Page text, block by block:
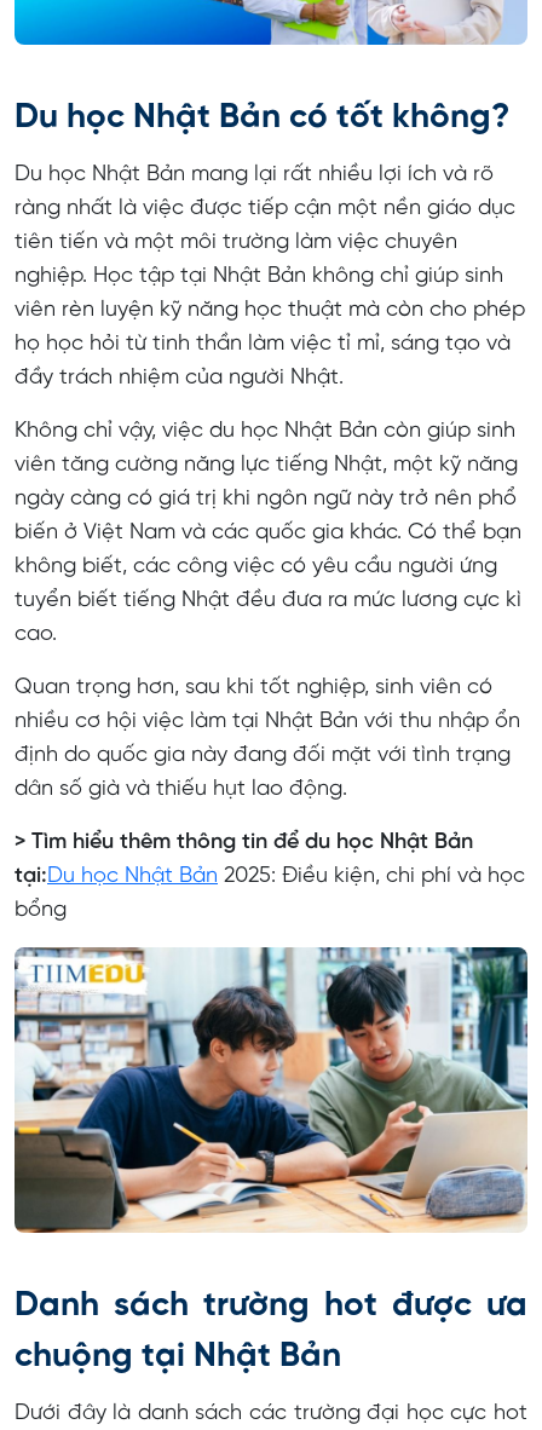
Du học Nhật Bản có tốt không?
Du học Nhật Bản mang lại rất nhiều lợi ích và rõ
ràng nhất là việc được tiếp cận một nền giáo dục
tiên tiến và một môi trường làm việc chuyên
nghiệp. Học tập tại Nhật Bản không chỉ giúp sinh
viên rèn luyện kỹ năng học thuật mà còn cho phép
họ học hỏi từ tinh thần làm việc tỉ mỉ, sáng tạo và
đầy trách nhiệm của người Nhật.
Không chỉ vậy, việc du học Nhật Bản còn giúp sinh
viên tăng cường năng lực tiếng Nhật, một kỹ năng
ngày càng có giá trị khi ngôn ngữ này trở nên phổ
biến ở Việt Nam và các quốc gia khác. Có thể bạn
không biết, các công việc có yêu cầu người ứng
tuyển biết tiếng Nhật đều đưa ra mức lương cực kì
cao.
Quan trọng hơn, sau khi tốt nghiệp, sinh viên có
nhiều cơ hội việc làm tại Nhật Bản với thu nhập ổn
định do quốc gia này đang đối mặt với tình trạng
dân số già và thiếu hụt lao động.
> Tìm hiểu thêm thông tin để du học Nhật Bản
tại:Du học Nhật Bản 2025: Điều kiện, chi phí và học
bổng
Danh sách trường hot được ưa
chuộng tại Nhật Bản
Dưới đây là danh sách các trường đại học cực hot